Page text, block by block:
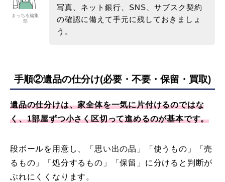
まっちる編集
部
写真、ネット銀行、SNS、サブスク契約
の確認に備えて手元に残しておきましょ
う。
手順②遺品の仕分け(必要・不要・保留・買取)
遺品の仕分けは、家全体を一気に片付けるのではな
く、1部屋ずつ小さく区切って進めるのが基本です。
段ボールを用意し、「思い出の品」「使うもの」「売
るもの」「処分するもの」「保留」に分けると判断が
ぶれにくくなります。